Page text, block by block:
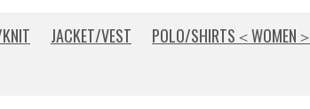
JACKET/VEST POLO/SHIRTS＜WOMEN＞